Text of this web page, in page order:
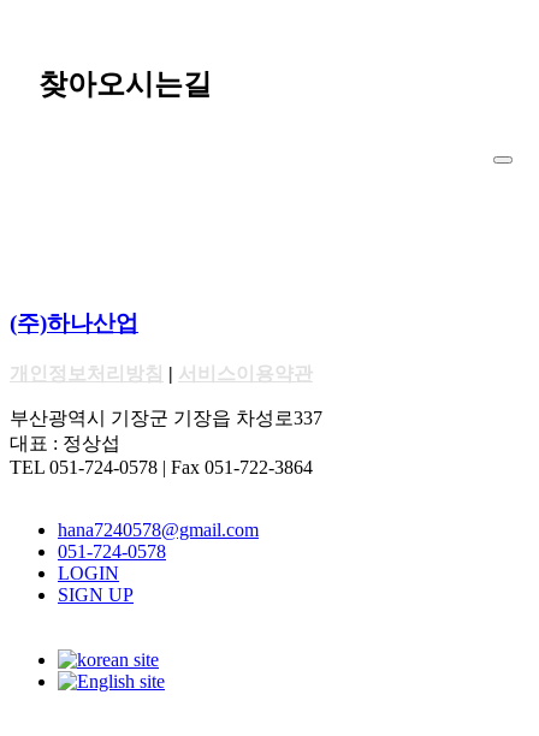
찾아오시는길
(주)하나산업
개인정보처리방침 | 서비스이용약관
부산광역시 기장군 기장읍 차성로337
대표 : 정상섭
TEL 051-724-0578 | Fax 051-722-3864
hana7240578@gmail.com
051-724-0578
LOGIN
SIGN UP